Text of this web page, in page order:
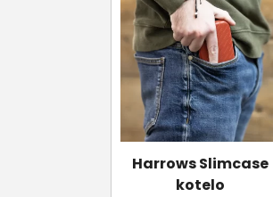
Harrows Slimcase
kotelo
tuotteella
on
useampi
muunnelma.
Voit
tehdä
valinnat
tuotteen